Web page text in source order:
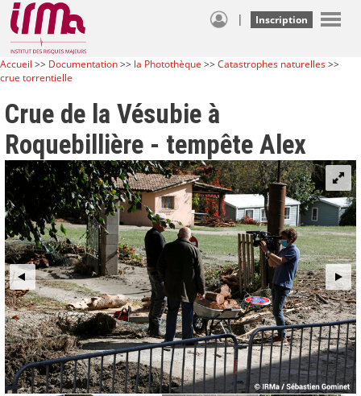
| Inscription
Accueil >> Documentation>> la Photothèque >>Catastrophes naturelles>>
crue torrentielle
Crue de la Vésubie à
Roquebillière - tempête Alex